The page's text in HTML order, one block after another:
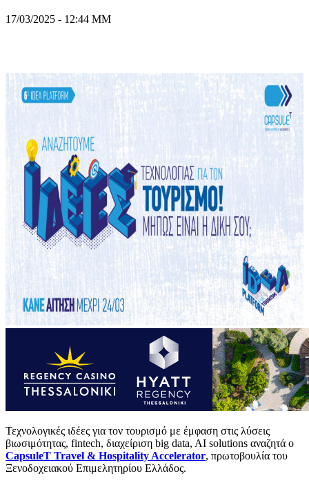
17/03/2025 - 12:44 ΜΜ
Τεχνολογικές ιδέες για τον τουρισμό με έμφαση στις λύσεις
βιωσιμότητας, fintech, διαχείριση big data, AI solutions αναζητά ο
CapsuleT Travel & Hospitality Accelerator, πρωτοβουλία του
Ξενοδοχειακού Επιμελητηρίου Ελλάδος.